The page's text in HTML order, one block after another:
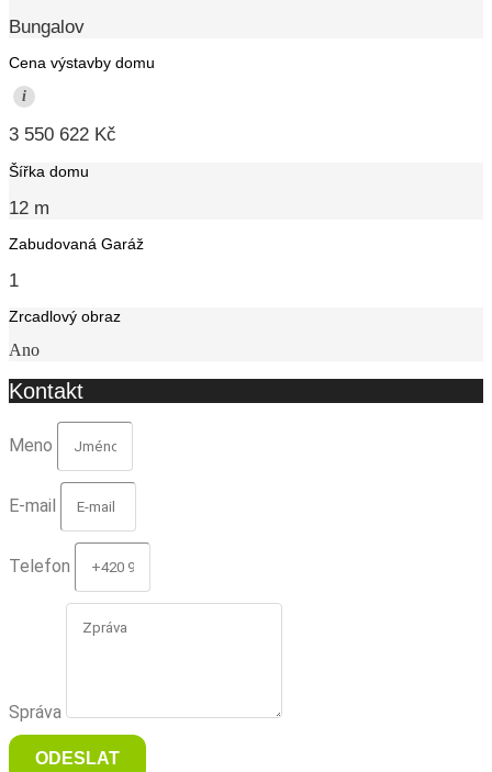
Bungalov
Cena výstavby domu
i
3 550 622 Kč
Šířka domu
12 m
Zabudovaná Garáž
1
Zrcadlový obraz
Ano
Kontakt
Meno
E-mail
Telefon
Správa
ODESLAT